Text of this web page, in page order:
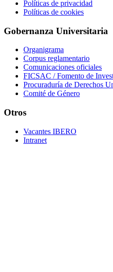
Políticas de privacidad
Políticas de cookies
Gobernanza Universitaria
Organigrama
Corpus reglamentario
Comunicaciones oficiales
FICSAC / Fomento de
Procuraduría de Derechos
Comité de Género
Otros
Vacantes IBERO
Intranet